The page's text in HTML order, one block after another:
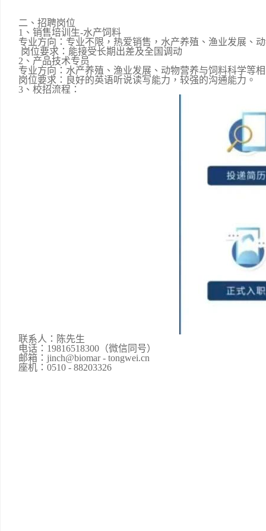
二、 招聘岗位
1、销售培训生-水产饲料
专业方向：专业不限，热爱销售，水产养殖、渔业发展、
岗位要求：能接受长期出差及全国调动
2、产品技术专员
专业方向：水产养殖、渔业发展、动物营养与饲料科学等
岗位要求：良好的英语听说读写能力，较强的沟通能力。
3、校招流程：
联系人：陈先生
电话：19816518300（微信同号）
邮箱：jinch@biomar - tongwei.cn
座机：0510 - 88203326